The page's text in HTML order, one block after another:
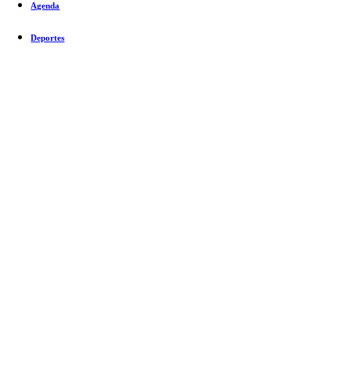
Agenda
Deportes